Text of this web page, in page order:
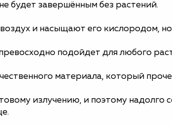
будет завершённым без растений.
и насыщают его кислородом,
подойдет для любого
материала, который
излучению, и поэтому